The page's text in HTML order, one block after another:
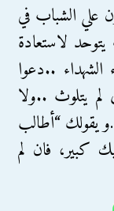
علي الشباب في
لاستعادة
الشهداء ..دعوا
لم يتلوث ..ولا
يقولك “أطالب
كبير، فان لم